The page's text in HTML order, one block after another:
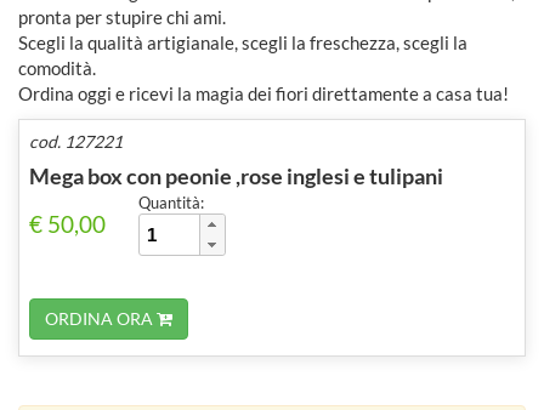
pronta per stupire chi ami.
Scegli la qualità artigianale, scegli la freschezza, scegli la
comodità.
Ordina oggi e ricevi la magia dei fiori direttamente a casa tua!
cod. 127221
Mega box con peonie ,rose inglesi e tulipani
€ 50,00
Quantità:
ORDINA ORA